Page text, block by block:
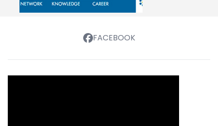
FACEBOOK